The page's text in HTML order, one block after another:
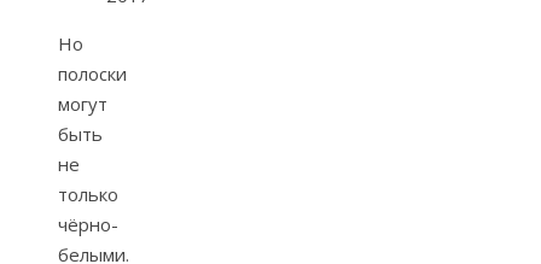
Но
полоски
могут
быть
не
только
чёрно-
белыми.